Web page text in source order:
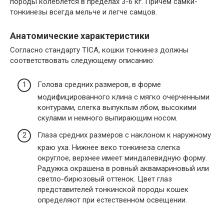
тонкинезы всегда мельче и легче самцов.
Анатомические характеристики
Согласно стандарту TICA, кошки тонкинез должны
соответствовать следующему описанию:
Голова средних размеров, в форме
модифицированного клина с мягко очерченными
контурами, слегка выпуклым лбом, высокими
скулами и немного выпирающим носом.
Глаза средних размеров с наклоном к наружному
краю уха. Нижнее веко тонкинеза слегка
округлое, верхнее имеет миндалевидную форму.
Радужка окрашена в ровный аквамариновый или
светло-бирюзовый оттенок. Цвет глаз
представителей тонкинской породы кошек
определяют при естественном освещении.